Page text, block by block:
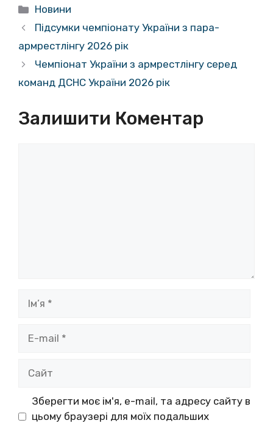
Категорії
Новини
Підсумки чемпіонату України з пара-
армрестлінгу 2026 рік
Чемпіонат України з армрестлінгу серед
команд ДСНС України 2026 рік
Залишити Коментар
mail
Зберегти моє ім'я, e-mail, та адресу сайту в
цьому браузері для моїх подальших